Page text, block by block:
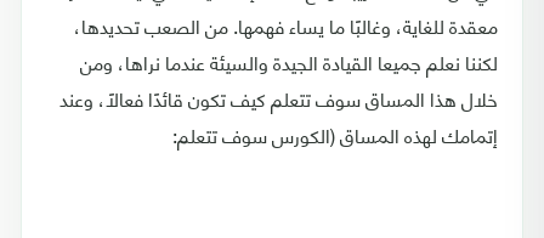
معقدة للغاية، وغالبًا ما يساء فهمها. من الصعب تحديدها،
لكننا نعلم جميعا القيادة الجيدة والسيئة عندما نراها، ومن
خلال هذا المساق سوف تتعلم كيف تكون قائدًا فعالًا، وعند
إتمامك لهذه المساق (الكورس سوف تتعلم: